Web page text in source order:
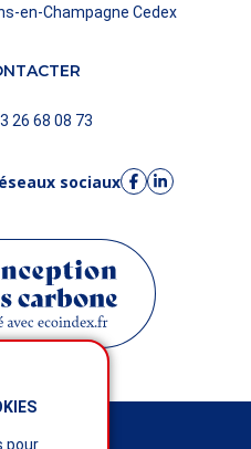
pour
en-Champagne Cedex
26 68 08 73
sociaux
légales